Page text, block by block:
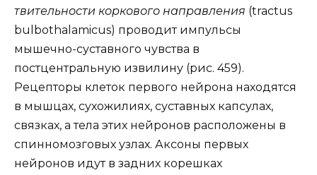
твительности коркового направления (tractus
bulbothalamicus) проводит импульсы
мышечно-суставного чувства в
постцентральную извилину (рис. 459).
Рецепторы клеток первого нейрона находятся
в мышцах, сухожилиях, суставных капсулах,
связках, а тела этих нейронов расположены в
спинномозговых узлах. Аксоны первых
нейронов идут в задних корешках